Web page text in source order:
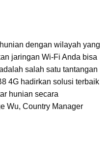
dengan wilayah yang
jaringan Wi-Fi Anda bisa
salah satu tantangan
4G hadirkan solusi terbaik
hunian secara
Wu, Country Manager